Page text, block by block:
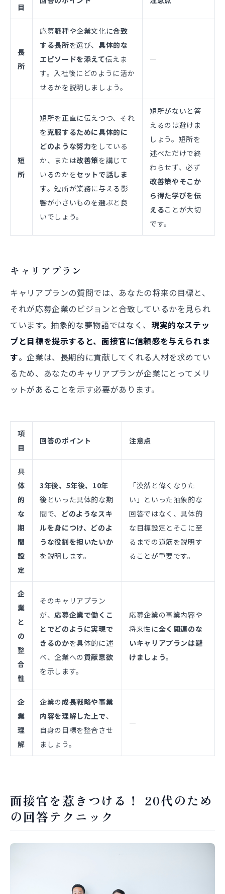
目
長
所
応募職種や企業文化に合致
する長所を選び、 具体的な
エピソードを添えて伝えま
す。入社後にどのように活か
せるかを説明しましょう。
―
短
所
短所を正直に伝えつつ、それ
を克服するために具体的に
どのような努力をしている
か、または改善策を講じて
いるのかをセットで話しま
す。短所が業務に与える影
響が小さいものを選ぶと良
いでしょう。
短所がないと答
えるのは避けま
しょう。短所を
述べただけで終
わらせず、必ず
改善策やそこか
ら得た学びを伝
えることが大切
です。
キャリアプラン
キャリアプランの質問では、あなたの将来の目標と、
それが応募企業のビジョンと合致しているかを見られ
ています。抽象的な夢物語ではなく、 現実的なステッ
プと目標を提示すると、面接官に信頼感を与えられま
す。企業は、長期的に貢献してくれる人材を求めてい
るため、あなたのキャリアプランが企業にとってメリ
ットがあることを示す必要があります。
項
目
回答のポイント 注意点
具
体
的
な
期
間
設
定
3年後、5年後、10年
後といった具体的な期
間で、
どのようなスキ
ルを身につけ、どのよ
うな役割を担いたいか
を説明します。
「漠然と偉くなりた
い」といった抽象的な
回答ではなく、具体的
な目標設定とそこに至
るまでの道筋を説明す
ることが重要です。
企
業
と
の
整
合
性
そのキャリアプラン
が、応募企業で働くこ
とでどのように実現で
きるのかを具体的に述
べ、企業への貢献意欲
を示します。
応募企業の事業内容や
将来性に全く関連のな
いキャリアプランは避
けましょう。
企
業
理
解
企業の成長戦略や事業
内容を理解した上で、
自身の目標を整合させ
ましょう。
―
面接官を惹きつける！ 20代のため
の回答テクニック